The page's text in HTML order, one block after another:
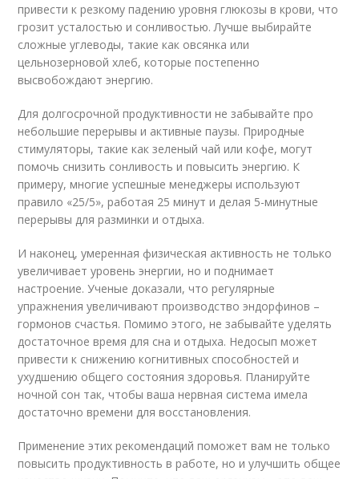
привести к резкому падению уровня глюкозы в крови, что
грозит усталостью и сонливостью. Лучше выбирайте
сложные углеводы, такие как овсянка или
цельнозерновой хлеб, которые постепенно
высвобождают энергию.
Для долгосрочной продуктивности не забывайте про
небольшие перерывы и активные паузы. Природные
стимуляторы, такие как зеленый чай или кофе, могут
помочь снизить сонливость и повысить энергию. К
примеру, многие успешные менеджеры используют
правило «25/5», работая 25 минут и делая 5-минутные
перерывы для разминки и отдыха.
И наконец, умеренная физическая активность не только
увеличивает уровень энергии, но и поднимает
настроение. Ученые доказали, что регулярные
упражнения увеличивают производство эндорфинов –
гормонов счастья. Помимо этого, не забывайте уделять
достаточное время для сна и отдыха. Недосып может
привести к снижению когнитивных способностей и
ухудшению общего состояния здоровья. Планируйте
ночной сон так, чтобы ваша нервная система имела
достаточно времени для восстановления.
Применение этих рекомендаций поможет вам не только
повысить продуктивность в работе, но и улучшить общее